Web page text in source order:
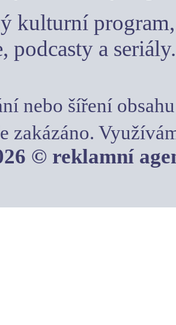
kulturní
podcasty a seriály.
nebo šíření
zakázáno.
© reklamní